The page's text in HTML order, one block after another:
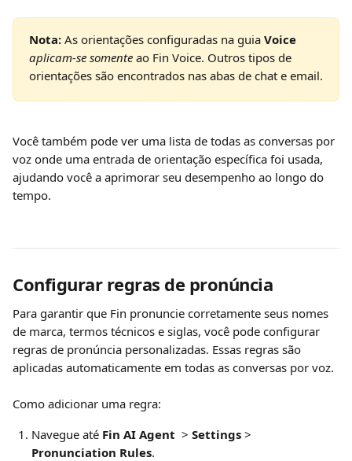
Nota: As orientações configuradas na guia Voice
aplicam-se somente ao Fin Voice. Outros tipos de
orientações são encontrados nas abas de chat e email.
Você também pode ver uma lista de todas as conversas por
voz onde uma entrada de orientação específica foi usada,
ajudando você a aprimorar seu desempenho ao longo do
tempo.
Configurar regras de pronúncia
Para garantir que Fin pronuncie corretamente seus nomes
de marca, termos técnicos e siglas, você pode configurar
regras de pronúncia personalizadas. Essas regras são
aplicadas automaticamente em todas as conversas por voz.
Como adicionar uma regra:
Navegue até Fin AI Agent
  >
Settings >
Pronunciation Rules.